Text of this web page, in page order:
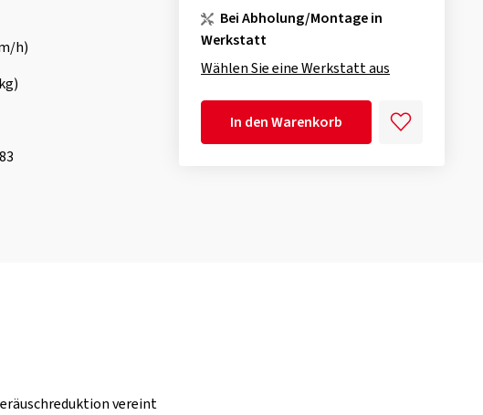
h)
Bei Abholung/Montage in
Werkstatt
Wählen Sie eine Werkstatt aus
In den Warenkorb
vereint